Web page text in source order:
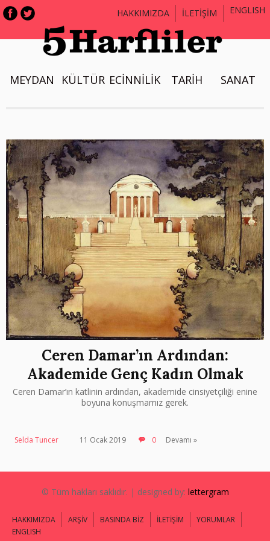
HAKKIMIZDA İLETİŞİM ENGLISH
MEYDAN KÜLTÜR ECİNNİLİK TARİH SANAT
Ceren Damar’ın Ardından:
Akademide Genç Kadın Olmak
Ceren Damar’ın katlinin ardından, akademide cinsiyetçiliği enine
boyuna konuşmamız gerek.
Selda Tuncer 11 Ocak 2019 0 Devamı »
© Tüm hakları saklıdır. | designed by: lettergram
HAKKIMIZDA ARŞİV BASINDA BİZ İLETİŞİM
YORUMLAR
ENGLISH